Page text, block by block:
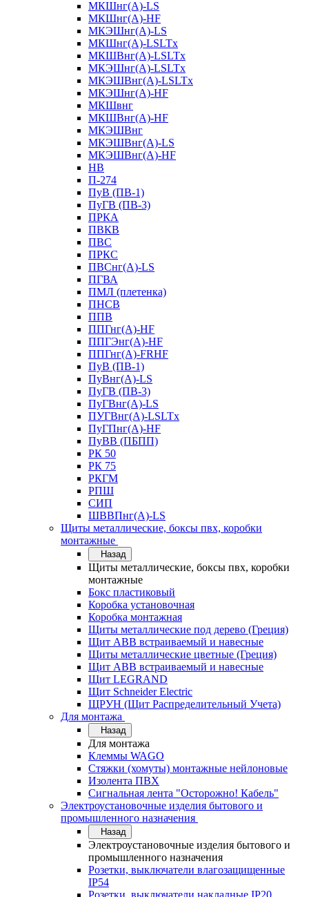
МКШнг(А)-LS
МКШнг(А)-HF
МКЭШнг(А)-LS
МКШнг(А)-LSLTx
МКШВнг(A)-LSLTx
МКЭШнг(А)-LSLTx
МКЭШВнг(A)-LSLTx
МКЭШнг(А)-HF
МКШвнг
МКШВнг(А)-HF
МКЭШВнг
МКЭШВнг(А)-LS
МКЭШВнг(А)-HF
НВ
П-274
ПуВ (ПВ-1)
ПуГВ (ПВ-3)
ПРКА
ПВКВ
ПВС
ПРКС
ПВСнг(А)-LS
ПГВА
ПМЛ (плетенка)
ПНСВ
ППВ
ППГнг(А)-HF
ППГЭнг(А)-HF
ППГнг(А)-FRHF
ПуВ (ПВ-1)
ПуВнг(А)-LS
ПуГВ (ПВ-3)
ПуГВнг(А)-LS
ПУГВнг(А)-LSLTx
ПуГПнг(А)-HF
ПуВВ (ПБПП)
РК 50
РК 75
РКГМ
РПШ
СИП
ШВВПнг(А)-LS
Щиты металлические, боксы пвх, коробки
монтажные
Назад
Щиты металлические, боксы пвх, коробки
монтажные
Бокс пластиковый
Коробка установочная
Коробка монтажная
Щиты металлические под дерево (Греция)
Щит ABB встраиваемый и навесные
Щиты металлические цветные (Греция)
Щит ABB встраиваемый и навесные
Щит LEGRAND
Щит Schneider Electric
ЩРУН (Щит Распределительный Учета)
Для монтажа
Назад
Для монтажа
Клеммы WAGO
Стяжки (хомуты) монтажные нейлоновые
Изолента ПВХ
Сигнальная лента "Осторожно! Кабель"
Электроустановочные изделия бытового и
промышленного назначения
Назад
Электроустановочные изделия бытового и
промышленного назначения
Розетки, выключатели влагозащищенные
IP54
Розетки, выключатели накладные IP20